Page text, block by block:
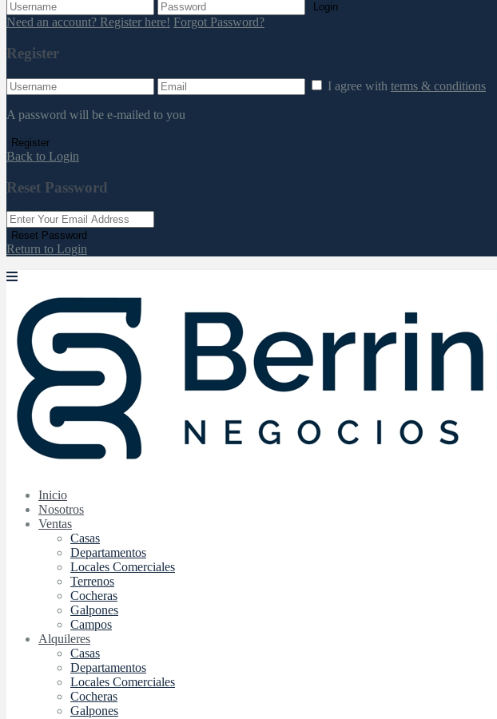
Login
Need an account? Register here! Forgot Password?
Register
I agree with terms & conditions
A password will be e-mailed to you
Register
Back to Login
Reset Password
Reset Password
Return to Login
Inicio
Nosotros
Ventas
Casas
Departamentos
Locales Comerciales
Terrenos
Cocheras
Galpones
Campos
Alquileres
Casas
Departamentos
Locales Comerciales
Cocheras
Galpones